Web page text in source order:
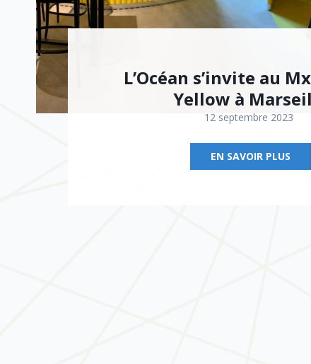
L’Océan s’invite au
Yellow à
12 septembre 2023
EN SAVOIR PLUS